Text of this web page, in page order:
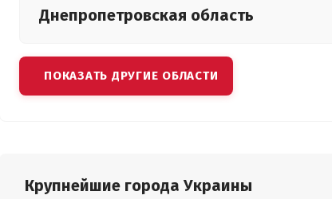
Днепропетровская область
ПОКАЗАТЬ ДРУГИЕ ОБЛАСТИ
Крупнейшие города Украины